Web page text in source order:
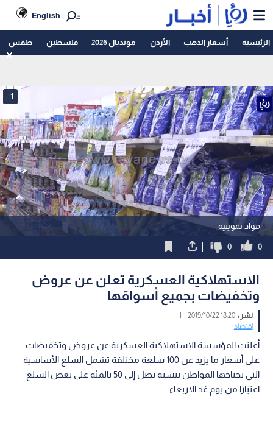
English
الرئيسية أسعار الذهب الأردن مونديال 2026 فلسطين طقس
مواد تموينية
1
0
0
الاستهلاكية العسكرية تعلن عن عروض
وتخفيضات بجميع أسواقها
نشر :18:20 2019/10/22
|
اقتصاد
أعلنت المؤسسة الاستهلاكية العسكرية عن عروض وتخفيضات
على أسعار ما يزيد عن 100 سلعة مختلفة تشمل السلع الأساسية
التي يحتاجها المواطن بنسبة تصل إلى 50 بالمئة على بعض السلع
اعتبارا من يوم غد الاربعاء.